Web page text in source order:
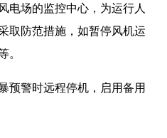
电场的监控中心，为运行人
取防范措施，如暂停风机运
。
预警时远程停机，启用备用